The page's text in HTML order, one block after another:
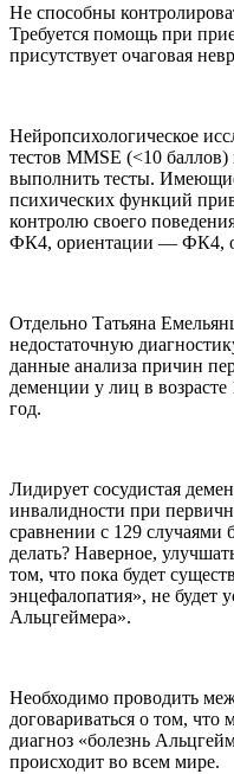
Не способны
Требуется помощь при
присутствует очаговая
Нейропсихологическое
тестов MMSE (<10
выполнить тесты.
психических функций
контролю своего
ФК4, ориентации —
Отдельно Татьяна
недостаточную
данные анализа причин
деменции у лиц в возрасте
год.
Лидирует сосудистая
инвалидности при
сравнении с 129 случаями
делать? Наверное,
том, что пока будет
энцефалопатия», не будет
Альцгеймера».
Необходимо проводить
договариваться о том,
диагноз «болезнь
происходит во всем мире.